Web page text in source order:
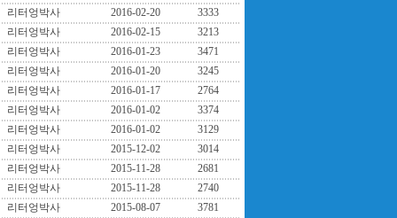
리터엉박사
2016-02-20
3333
리터엉박사
2016-02-15
3213
리터엉박사
2016-01-23
3471
리터엉박사
2016-01-20
3245
리터엉박사
2016-01-17
2764
리터엉박사
2016-01-02
3374
리터엉박사
2016-01-02
3129
리터엉박사
2015-12-02
3014
리터엉박사
2015-11-28
2681
리터엉박사
2015-11-28
2740
리터엉박사
2015-08-07
3781